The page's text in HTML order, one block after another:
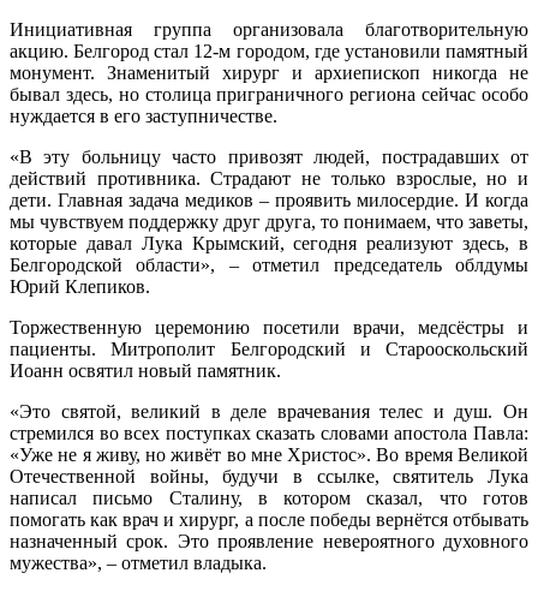
Инициативная группа организовала благотворительную
акцию. Белгород стал 12-м городом, где установили памятный
монумент. Знаменитый хирург и архиепископ никогда не
бывал здесь, но столица приграничного региона сейчас особо
нуждается в его заступничестве.
«В эту больницу часто привозят людей, пострадавших от
действий противника. Страдают не только взрослые, но и
дети. Главная задача медиков – проявить милосердие. И когда
мы чувствуем поддержку друг друга, то понимаем, что заветы,
которые давал Лука Крымский, сегодня реализуют здесь, в
Белгородской области», – отметил председатель облдумы
Юрий Клепиков.
Торжественную церемонию посетили врачи, медсёстры и
пациенты. Митрополит Белгородский и Старооскольский
Иоанн освятил новый памятник.
«Это святой, великий в деле врачевания телес и душ. Он
стремился во всех поступках сказать словами апостола Павла:
«Уже не я живу, но живёт во мне Христос». Во время Великой
Отечественной войны, будучи в ссылке, святитель Лука
написал письмо Сталину, в котором сказал, что готов
помогать как врач и хирург, а после победы вернётся отбывать
назначенный срок. Это проявление невероятного духовного
мужества», – отметил владыка.